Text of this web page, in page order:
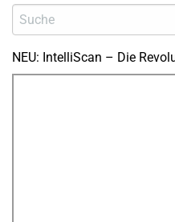
NEU: IntelliScan – Die